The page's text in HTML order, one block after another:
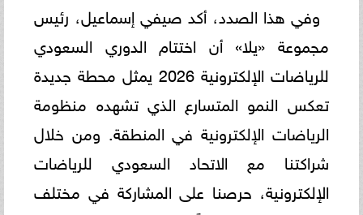
وفي هذا الصدد، أكد صيفي إسماعيل، رئيس
مجموعة «يلا» أن اختتام الدوري السعودي
للرياضات الإلكترونية 2026 يمثل محطة جديدة
تعكس النمو المتسارع الذي تشهده منظومة
الرياضات الإلكترونية في المنطقة. ومن خلال
شراكتنا مع الاتحاد السعودي للرياضات
الإلكترونية، حرصنا على المشاركة في مختلف